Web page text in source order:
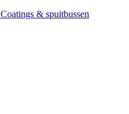
Coatings & spuitbussen